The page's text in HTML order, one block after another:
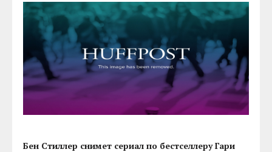
Бен Стиллер снимет сериал по бестселлеру Гари